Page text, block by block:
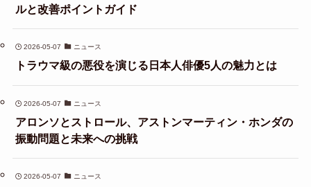
ルと改善ポイントガイド
2026-05-07 ニュース
トラウマ級の悪役を演じる日本人俳優5人の魅力とは
2026-05-07 ニュース
アロンソとストロール、アストンマーティン・ホンダの
振動問題と未来への挑戦
2026-05-07 ニュース